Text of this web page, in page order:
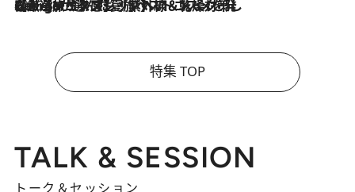
2026.8.4
【厳選旅コスメ】「紫外線＆乾燥対策しながらメイク感も！」ヘア＆メイクGeorgeが選んだ夏旅ベストコスメを発表！【Mサイズジップ】
特集 TOP
TALK & SESSION
トーク＆セッション